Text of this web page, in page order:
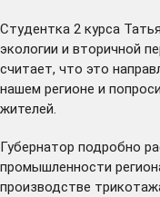
Студентка 2 курса
экологии и вторичной
считает, что это
нашем регионе и
жителей.
Губернатор подробно
промышленности
производстве